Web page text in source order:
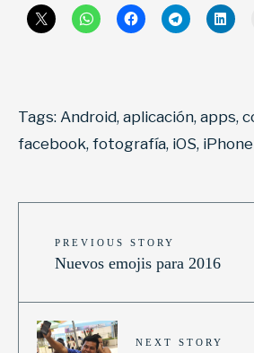
Tags: Android, aplicación, apps,
facebook, fotografía, iOS, iPhone
PREVIOUS STORY
Nuevos emojis para 2016
NEXT STORY